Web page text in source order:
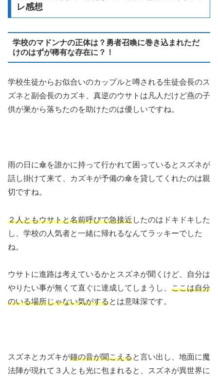
レ感想
学校のマドンナの正体は？勇者召喚に巻き込まれただ
けのはずが稀有な存在に？！
学校生徒からお似合いのカップルと噂される生徒会長のス
ズネと副会長のカズキ、真逆のウサトは凡人だけど燕の子
供が巣から落ちたのを助けたのは優しいですね。
雨の日に傘を誰かに持って行かれて困っているとスズネが
話し掛けて来て、カズキが予備の傘を貸してくれたのは親
切ですね。
２人ともウサトと名前呼びで急接近したのはドキドキした
し、学校の人気者と一緒に帰れるなんてラッキーでした
ね。
ウサトに進路は考えているかとスズネが聞くけど、自分は
やりたい事が無くて直ぐに達成してしまうし、 ここは自分
のいる場所じゃない気がするとは意味深です。
スズネとカズキが鐘の音が聞こえると言い出し、地面に魔
法陣が現れて３人とも光に包まれると、スズネが異世界に